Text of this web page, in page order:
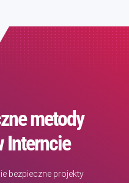
metody
Interncie
bezpieczne projekty